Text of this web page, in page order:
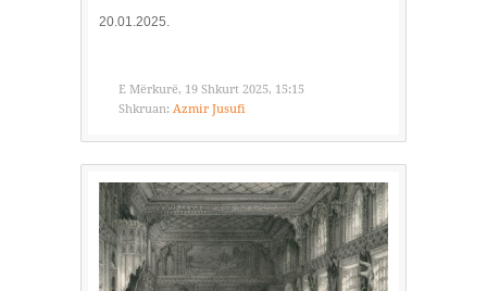
20.01.2025.
E Mërkurë, 19 Shkurt 2025, 15:15
Shkruan: Azmir Jusufi